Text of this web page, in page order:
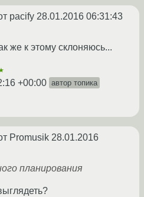
pacify 28.01.2016 06:31:43
же к этому склоняюсь...
+00:00 автор топика
Promusik 28.01.2016
планирования